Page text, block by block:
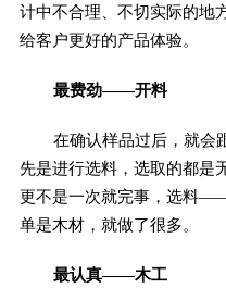
计中不合理、不切实际的地
给客户更好的产品体验。
最费劲——开料
在确认样品过后，就会
先是进行选料，选取的都是
更不是一次就完事，选
单是木材，就做了很多。
最认真——木工